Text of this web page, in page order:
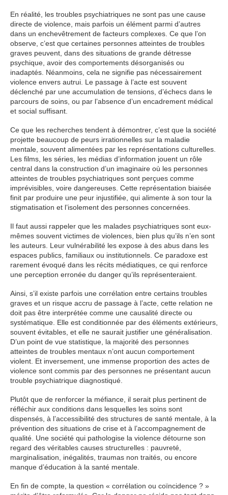
En réalité, les troubles psychiatriques ne sont pas une cause
directe de violence, mais parfois un élément parmi d’autres
dans un enchevêtrement de facteurs complexes. Ce que l’on
observe, c’est que certaines personnes atteintes de troubles
graves peuvent, dans des situations de grande détresse
psychique, avoir des comportements désorganisés ou
inadaptés. Néanmoins, cela ne signifie pas nécessairement
violence envers autrui. Le passage à l’acte est souvent
déclenché par une accumulation de tensions, d’échecs dans le
parcours de soins, ou par l’absence d’un encadrement médical
et social suffisant.
Ce que les recherches tendent à démontrer, c’est que la société
projette beaucoup de peurs irrationnelles sur la maladie
mentale, souvent alimentées par les représentations culturelles.
Les films, les séries, les médias d’information jouent un rôle
central dans la construction d’un imaginaire où les personnes
atteintes de troubles psychiatriques sont perçues comme
imprévisibles, voire dangereuses. Cette représentation biaisée
finit par produire une peur injustifiée, qui alimente à son tour la
stigmatisation et l’isolement des personnes concernées.
Il faut aussi rappeler que les malades psychiatriques sont eux-
mêmes souvent victimes de violences, bien plus qu’ils n’en sont
les auteurs. Leur vulnérabilité les expose à des abus dans les
espaces publics, familiaux ou institutionnels. Ce paradoxe est
rarement évoqué dans les récits médiatiques, ce qui renforce
une perception erronée du danger qu’ils représenteraient.
Ainsi, s’il existe parfois une corrélation entre certains troubles
graves et un risque accru de passage à l’acte, cette relation ne
doit pas être interprétée comme une causalité directe ou
systématique. Elle est conditionnée par des éléments extérieurs,
souvent évitables, et elle ne saurait justifier une généralisation.
D’un point de vue statistique, la majorité des personnes
atteintes de troubles mentaux n’ont aucun comportement
violent. Et inversement, une immense proportion des actes de
violence sont commis par des personnes ne présentant aucun
trouble psychiatrique diagnostiqué.
Plutôt que de renforcer la méfiance, il serait plus pertinent de
réfléchir aux conditions dans lesquelles les soins sont
dispensés, à l’accessibilité des structures de santé mentale, à la
prévention des situations de crise et à l’accompagnement de
qualité. Une société qui pathologise la violence détourne son
regard des véritables causes structurelles : pauvreté,
marginalisation, inégalités, traumas non traités, ou encore
manque d’éducation à la santé mentale.
En fin de compte, la question « corrélation ou coïncidence ? »